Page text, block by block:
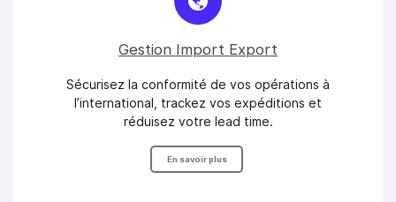
Gestion Import Export
Sécurisez la conformité de vos opérations à
l’international, trackez vos expéditions et
réduisez votre lead time.
En savoir plus